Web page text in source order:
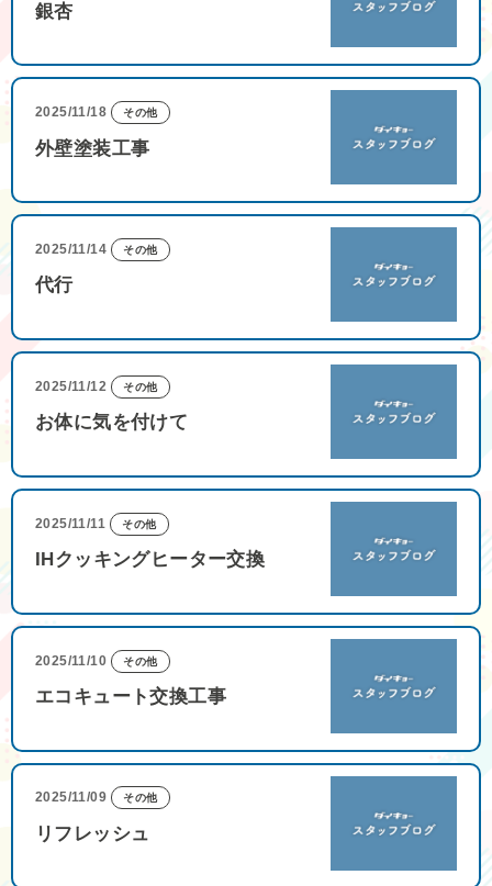
銀杏
2025/11/18 その他
外壁塗装工事
2025/11/14 その他
代行
2025/11/12 その他
お体に気を付けて
2025/11/11 その他
IHクッキングヒーター交換
2025/11/10 その他
エコキュート交換工事
2025/11/09 その他
リフレッシュ